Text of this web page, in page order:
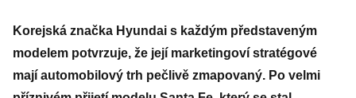
Korejská značka Hyundai s každým představeným
modelem potvrzuje, že její marketingoví stratégové
mají automobilový trh pečlivě zmapovaný. Po velmi